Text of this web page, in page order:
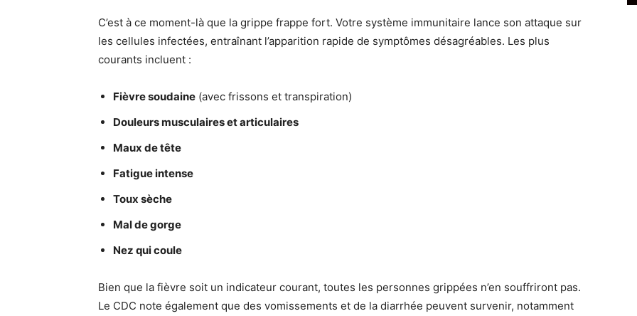
C’est à ce moment-là que la grippe frappe fort. Votre système immunitaire lance son attaque sur
les cellules infectées, entraînant l’apparition rapide de symptômes désagréables. Les plus
courants incluent :
Fièvre soudaine (avec frissons et transpiration)
Douleurs musculaires et articulaires
Maux de tête
Fatigue intense
Toux sèche
Mal de gorge
Nez qui coule
Bien que la fièvre soit un indicateur courant, toutes les personnes grippées n’en souffriront pas.
Le CDC note également que des vomissements et de la diarrhée peuvent survenir, notamment